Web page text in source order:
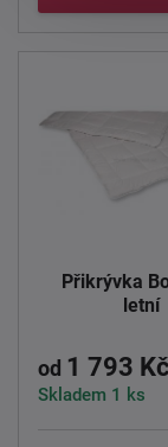
Přikrývka
letní
od 1 793 Kč
Skladem 1 ks